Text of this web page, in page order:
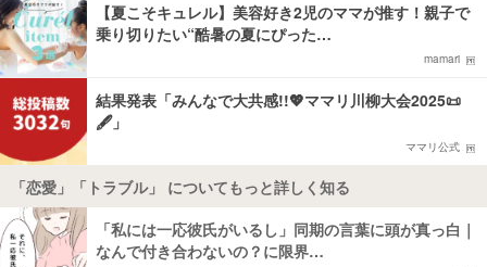
【夏こそキュレル】美容好き2児のママが推す！親子で
乗り切りたい“酷暑の夏にぴった…
mamari
結果発表「みんなで大共感!!💖ママリ川柳大会2025📜
🖋️」
ママリ公式
「恋愛」「トラブル」 についてもっと詳しく知る
「私には一応彼氏がいるし」同期の言葉に頭が真っ白｜
なんで付き合わないの？に限界…